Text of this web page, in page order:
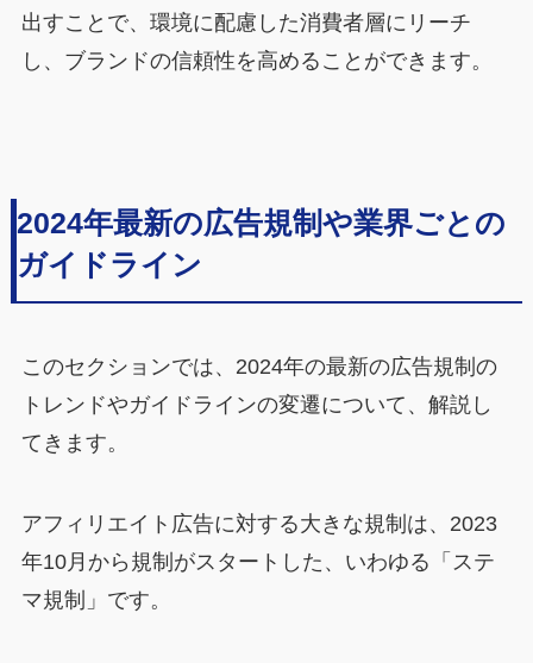
出すことで、環境に配慮した消費者層にリーチ
し、ブランドの信頼性を高めることができます。
2024年最新の広告規制や業界ごとの
ガイドライン
このセクションでは、2024年の最新の広告規制の
トレンドやガイドラインの変遷について、解説し
てきます。
アフィリエイト広告に対する大きな規制は、2023
年10月から規制がスタートした、いわゆる「ステ
マ規制」です。